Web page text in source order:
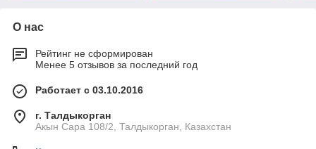
О нас
Рейтинг не сформирован
Менее 5 отзывов за последний год
Работает с 03.10.2016
г. Талдыкорган
Акын Сара 108/2, Талдыкорган, Казахстан